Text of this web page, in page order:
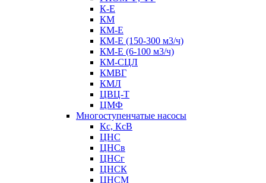
К-Е
КМ
КМ-Е
КМ-Е (150-300 м3/ч)
КМ-Е (6-100 м3/ч)
КМ-СЦЛ
КМВГ
КМЛ
ЦВЦ-Т
ЦМФ
Многоступенчатые насосы
Кс, КсВ
ЦНС
ЦНСв
ЦНСг
ЦНСК
ЦНСМ